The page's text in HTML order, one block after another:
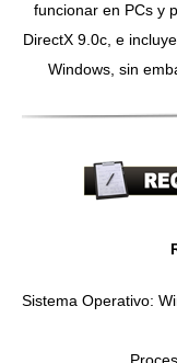
funcionar en PCs y
DirectX 9.0c, e
Windows, sin
Sistema Operativo: